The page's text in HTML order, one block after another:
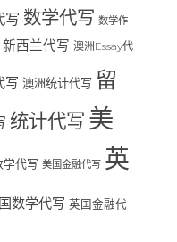
写 数学代写 数学作
新西兰代写 澳洲Essay代
写 澳洲统计代写 留
统计代写 美
学代写 美国金融代写 英
数学代写 英国金融代